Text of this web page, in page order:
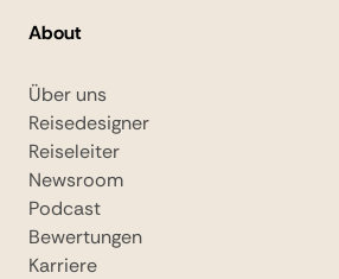
About
Über uns
Reisedesigner
Reiseleiter
Newsroom
Podcast
Bewertungen
Karriere